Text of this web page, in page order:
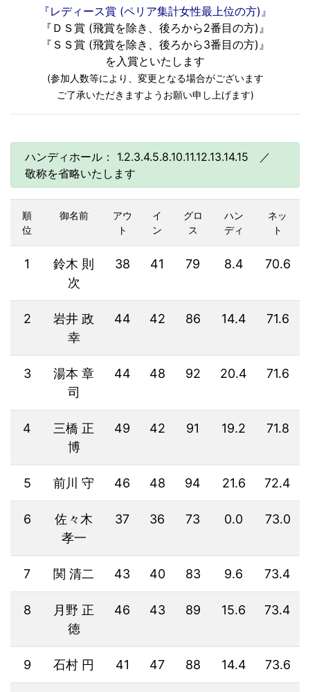
『レディース賞 (ペリア集計女性最上位の方)』
『ＤＳ賞 (飛賞を除き、後ろから2番目の方)』
『ＳＳ賞 (飛賞を除き、後ろから3番目の方)』
を入賞といたします
(参加人数等により、変更となる場合がございます
ご了承いただきますようお願い申し上げます)
ハンディホール： 1.2.3.4.5.8.10.11.12.13.14.15 ／
敬称を省略いたします
順
位
御名前
アウ
ト
イ
ン
グロ
ス
ハン
ディ
ネッ
ト
1
鈴木 則
次
38 41 79 8.4 70.6
2
岩井 政
幸
44 42 86 14.4 71.6
3
湯本 章
司
44 48 92 20.4 71.6
4
三橋 正
博
49 42 91 19.2 71.8
5 前川 守 46 48 94 21.6 72.4
6
佐々木
孝一
37 36 73 0.0 73.0
7 関 清二 43 40 83 9.6 73.4
8
月野 正
徳
46 43 89 15.6 73.4
9 石村 円 41 47 88 14.4 73.6